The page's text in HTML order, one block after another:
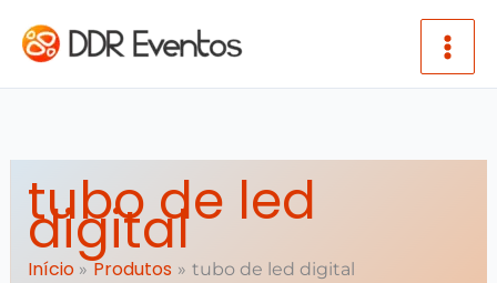
tubo de led
digital
Início Produtos tubo de led digital